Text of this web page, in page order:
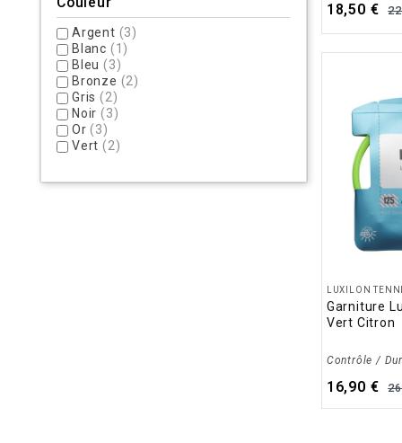
Argent (3)
Blanc (1)
Bleu (3)
Bronze (2)
Gris (2)
Noir (3)
Or(3)
Vert (2)
18,50 €
LUXILON
Garniture
Vert Citron
Contrôle /
16,90 €